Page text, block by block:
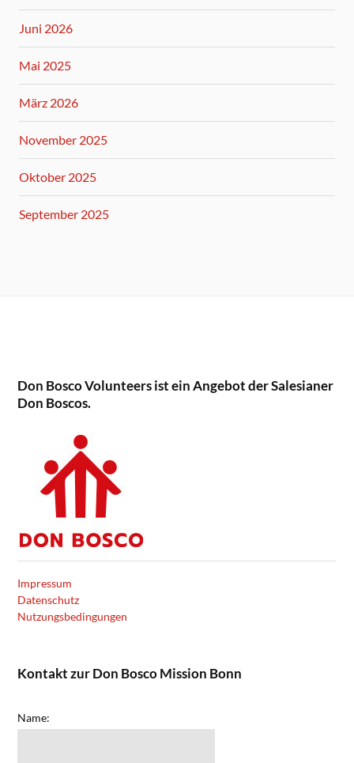
Juni 2026
Mai 2025
März 2026
November 2025
Oktober 2025
September 2025
Don Bosco Volunteers ist ein Angebot der Salesianer
Don Boscos.
Impressum
Datenschutz
Nutzungsbedingungen
Kontakt zur Don Bosco Mission Bonn
Name: